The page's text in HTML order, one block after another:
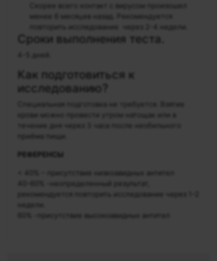
Скорее всего контакт с вирусом произошел
менее 6 месяцев назад. Рекомендуется
повторить исследование через 2-4 недели.
Сроки выполнения теста.
Как подготовиться к
исследованию?
Специальная подготовка не требуется. Взятие
крови можно провести утром натощак или в
РЕФЕРЕНСЫ
< 40% – присутствие низкоавидных антител
рекомендуется повторить исследование через 1-2
60% -присутствие высокоавидных антител